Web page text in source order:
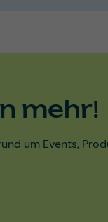
mehr!
um Events,